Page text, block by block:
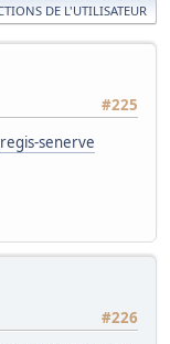
DE L'UTILISATEUR
#225
senerve
#226